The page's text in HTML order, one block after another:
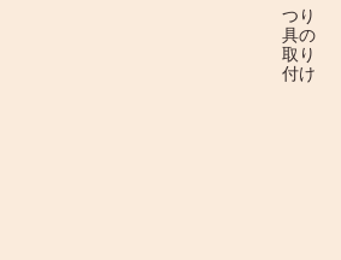
つり
具の
取り
付け